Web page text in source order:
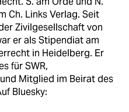
Ch. Links Verlag. Seit
Zivilgesellschaft von
er als Stipendiat am
in Heidelberg. Er
für SWR,
Mitglied im Beirat des
Bluesky: